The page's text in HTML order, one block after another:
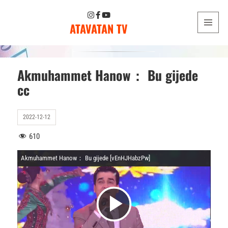
ATAVATAN TV
Akmuhammet Hanow： Bu gijede
cc
2022-12-12
610
Akmuhammet Hanow： Bu gijede [vEnHJHabzPw]
V